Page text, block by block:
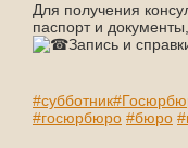
Для получения
паспорт и
Запись и
#субботник
#госюрбюро #бюро